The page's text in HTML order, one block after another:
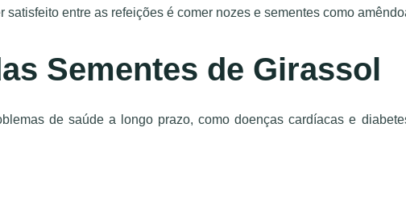
satisfeito entre as refeições é comer nozes e sementes como
Sementes de Girassol
de saúde a longo prazo, como doenças cardíacas e